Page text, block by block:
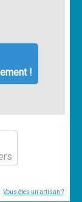
!
Vous êtes un artisan ?